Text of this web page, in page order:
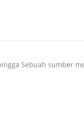
Sebuah sumber